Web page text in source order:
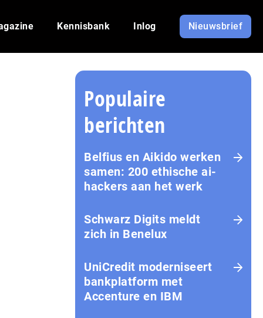
Kennisbank Inlog Nieuwsbrief
Populaire
berichten
Belfius en Aikido werken
samen: 200 ethische ai-
hackers aan het werk
Schwarz Digits meldt
zich in Benelux
UniCredit moderniseert
bankplatform met
Accenture en IBM